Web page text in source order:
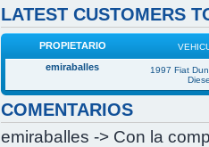
LATEST CUSTOMERS
PROPIETARIO
emiraballes
1997 Fiat
COMENTARIOS
emiraballes -> Con la